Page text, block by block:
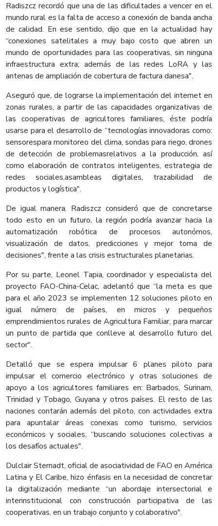
Radiszcz recordó que una de las dificultades a vencer en el
mundo rural es la falta de acceso a conexión de banda ancha
de calidad. En ese sentido, dijo que en la actualidad hay
“conexiones satelitales a muy bajo costo que abren un
mundo de oportunidades para las cooperativas, sin ninguna
infraestructura extra; además de las redes LoRA y las
antenas de ampliación de cobertura de factura danesa".
Aseguró que, de lograrse la implementación del internet en
zonas rurales, a partir de las capacidades organizativas de
las cooperativas de agricultores familiares, éste podría
usarse para el desarrollo de “tecnologías innovadoras como:
sensorespara monitoreo del clima, sondas para riego, drones
de detección de problemasrelativos a la producción, así
como elaboración de contratos inteligentes, estrategia de
redes sociales,asambleas digitales, trazabilidad de
productos y logística".
De igual manera, Radiszcz consideró que de concretarse
todo esto en un futuro, la región podría avanzar hacia la
automatización robótica de procesos autonómos,
visualización de datos, predicciones y mejor toma de
decisiones", frente a las crisis estructurales planetarias.
Por su parte, Leonel Tapia, coordinador y especialista del
proyecto FAO-China-Celac, adelantó que “la meta es que
para el año 2023 se implementen 12 soluciones piloto en
igual número de países, en micros y pequeños
emprendimientos rurales de Agricultura Familiar, para marcar
un punto de partida que conlleve al desarrollo futuro del
sector".
Detalló que se espera impulsar 6 planes piloto para
impulsar el comercio electrónico y otras soluciones de
apoyo a los agricultores familiares en: Barbados, Surinam,
Trinidad y Tobago, Guyana y otros países. El resto de las
naciones contarán además del piloto, con actividades extra
para apuntalar áreas conexas como turismo, servicios
económicos y sociales, “buscando soluciones colectivas a
los desafíos actuales".
Dulclair Sternadt, oficial de asociatividad de FAO en América
Latina y El Caribe, hizo énfasis en la necesidad de concretar
la digitalización mediante “un abordaje intersectorial e
interinstitucional con construcción participativa de las
cooperativas, en un trabajo conjunto y colaborativo".